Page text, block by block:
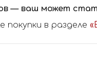
— ваш может
покупки в разделе